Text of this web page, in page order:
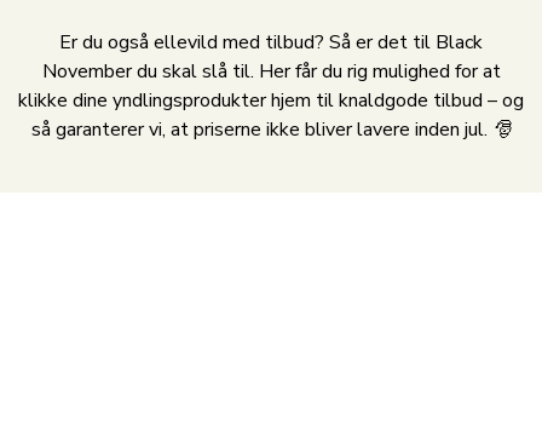
Er du også ellevild med tilbud? Så er det til Black
November du skal slå til. Her får du rig mulighed for at
klikke dine yndlingsprodukter hjem til knaldgode tilbud – og
så garanterer vi, at priserne ikke bliver lavere inden jul. 🎅